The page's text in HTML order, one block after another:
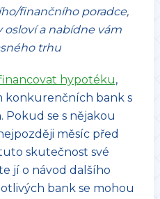
finančního poradce,
osloví a nabídne vám
trhu
hypotéku,
konkurenčních bank s
se s nějakou
měsíc před
skutečnost své
jí o návod dalšího
bank se mohou